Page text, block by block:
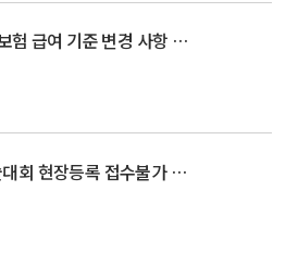
20/12/02 복지부- 보험 급여 기준 변경 사항 공지
20/11/19 창립학술대회 현장등록 접수불가 안내